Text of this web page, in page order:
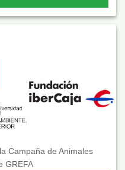
Campaña de Animales
GREFA